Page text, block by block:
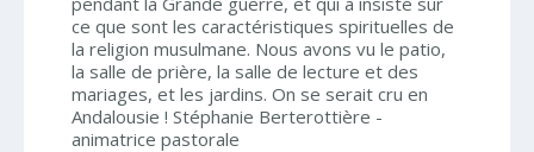
ce que sont les caractéristiques spirituelles de
la religion musulmane. Nous avons vu le patio,
la salle de prière, la salle de lecture et des
mariages, et les jardins. On se serait cru en
Andalousie ! Stéphanie Berterottière -
animatrice pastorale